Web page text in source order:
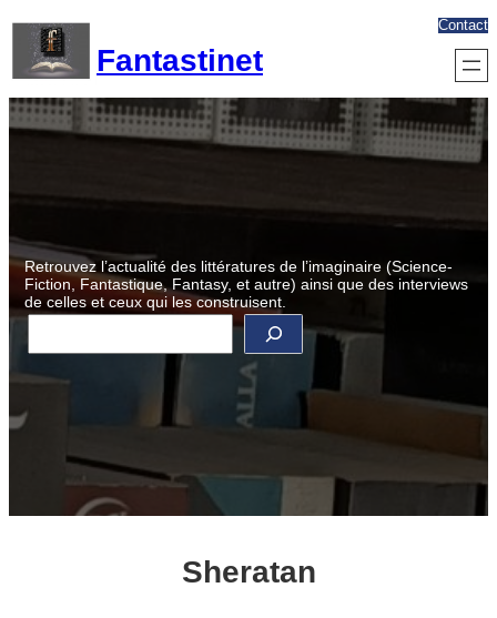
contenu
Fantastinet
Contact
Retrouvez l’actualité des littératures de l’imaginaire (Science-
Fiction, Fantastique, Fantasy, et autre) ainsi que des interviews
de celles et ceux qui les construisent.
R
c
h
c
Sheratan